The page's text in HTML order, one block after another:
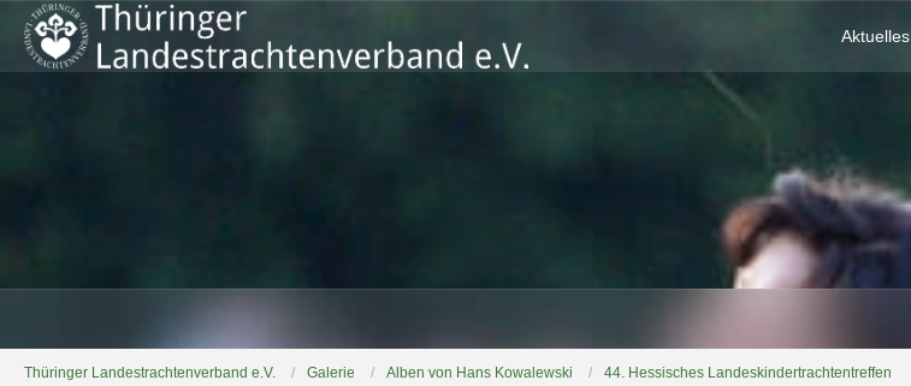
Aktuelles
Thüringer Landestrachtenverband e.V. Galerie Alben von Hans Kowalewski 44. Hessisches Landeskindertrachtentreffen